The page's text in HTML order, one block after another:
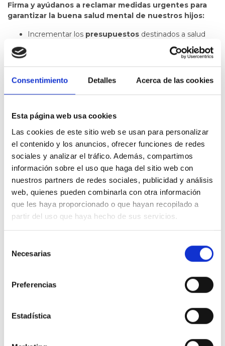
Consentimiento Detalles Acerca de las cookies
Esta página web usa cookies
Las cookies de este sitio web se usan para personalizar
el contenido y los anuncios, ofrecer funciones de redes
sociales y analizar el tráfico. Además, compartimos
información sobre el uso que haga del sitio web con
nuestros partners de redes sociales, publicidad y análisis
web, quienes pueden combinarla con otra información
que les haya proporcionado o que hayan recopilado a
partir del uso que haya hecho de sus servicios.
Necesarias
Preferencias
Estadística
Firma y ayúdanos a reclamar medidas urgentes para
garantizar la buena salud mental de nuestros hijos:
Incrementar los presupuestos destinados a salud
prevención y la intervención
temprana, reduciendo el tiempo que transcurre entre
los primeros síntomas y el primer contacto
Unacoordinaciónpermanente entre los equipos de
La incorporación de la especialidad de
Infantil.
La creación de
equipos especializados
en el
diagnóstico y el tratamiento de los efectos derivados
del maltrato en la infancia.
Campañas desensibilizaciónespecíficas para
informar y combatir el estigma social que recae sobre
estas enfermedades.
Con tu firma estás luchando por que se cumpla uno los
derechos fundamentales de todos los niños y niñas: Su
bienestar emocional. Firma ahora.
Porque sin salud mental no hay salud. Y sin salud no
Súmate a la iniciativa, ¡todos ganamos!
Has d’